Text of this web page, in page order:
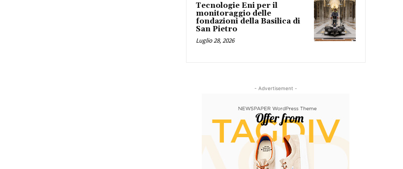
Tecnologie Eni per il
monitoraggio delle
fondazioni della Basilica di
San Pietro
Luglio 28, 2026
- Advertisement -